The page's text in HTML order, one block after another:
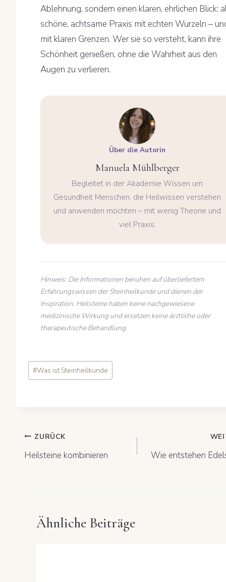
Ablehnung, sondern einen klaren, ehrlichen Blick:
schöne, achtsame Praxis mit echten Wurzeln –
mit klaren Grenzen. Wer sie so versteht, kann ihre
Schönheit genießen, ohne die Wahrheit aus den
Augen zu verlieren.
Über die Autorin
Manuela Mühlberger
Begleitet in der Akademie Wissen um
Gesundheit Menschen, die Heilwissen verstehen
und anwenden möchten – mit wenig Theorie und
viel Praxis.
Hinweis: Die Informationen beruhen auf überliefertem
Erfahrungswissen der Steinheilkunde und dienen der
Inspiration. Heilsteine haben keine nachgewiesene
medizinische Wirkung und ersetzen keine ärztliche oder
therapeutische Behandlung.
Schlagworte:
#Was ist Steinheilkunde
Beitragsnavigation
ZURÜCK
Heilsteine kombinieren Wie entstehen
Ähnliche Beiträge